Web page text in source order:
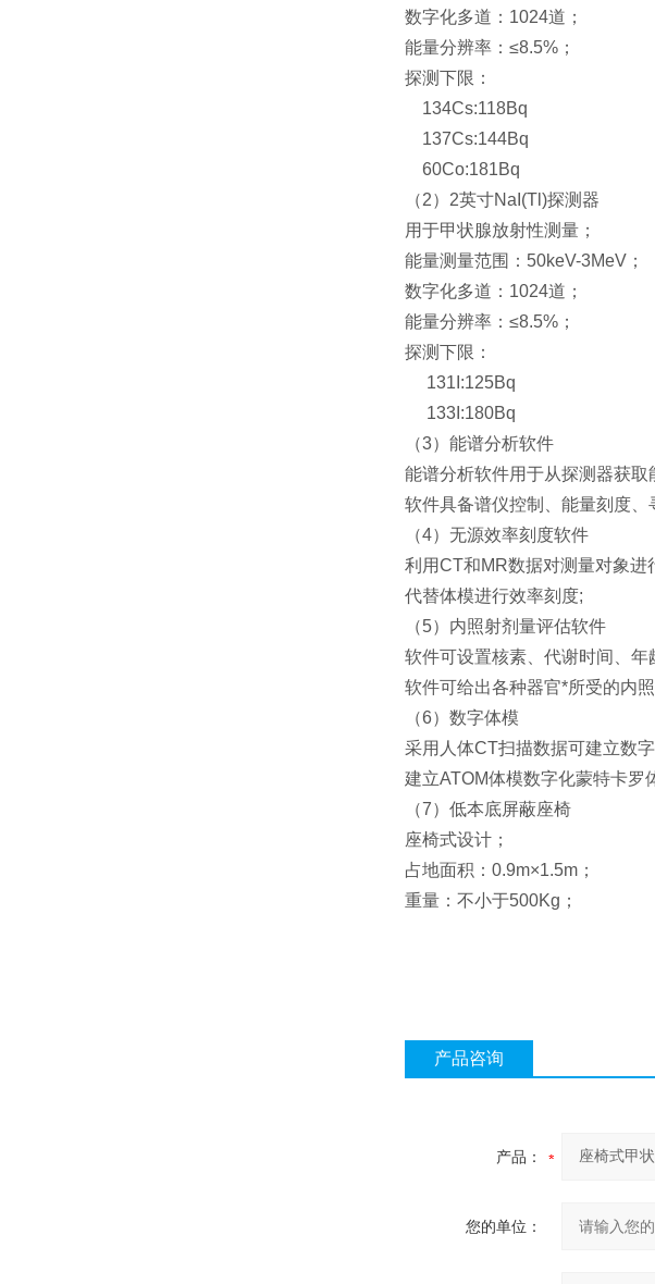
数字化多道：1024道；
能量分辨率：≤8.5%；
探测下限：
134Cs:118Bq
137Cs:144Bq
60Co:181Bq
（2）2英寸NaI(Tl)探测器
用于甲状腺放射性测量；
能量测量范围：50keV-3MeV；
数字化多道：1024道；
能量分辨率：≤8.5%；
探测下限：
131I:125Bq
133I:180Bq
（3）能谱分析软件
能谱分析软件用于从探测器获取
软件具备谱仪控制、能量刻度、
（4）无源效率刻度软件
利用CT和MR数据对测量对象进
代替体模进行效率刻度;
（5）内照射剂量评估软件
软件可设置核素、代谢时间、
软件可给出各种器官*所受的内照
（6）数字体模
采用人体CT扫描数据可建立数字
建立ATOM体模数字化蒙特卡罗
（7）低本底屏蔽座椅
座椅式设计；
占地面积：0.9m×1.5m；
重量：不小于500Kg；
产品咨询
产品：
您的单位：